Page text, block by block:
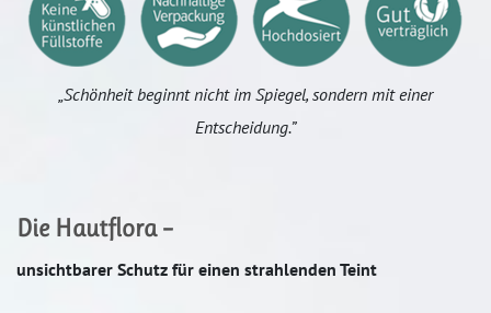
„Schönheit beginnt nicht im Spiegel, sondern mit einer
Entscheidung.”
Die Hautflora –
unsichtbarer Schutz für einen strahlenden Teint